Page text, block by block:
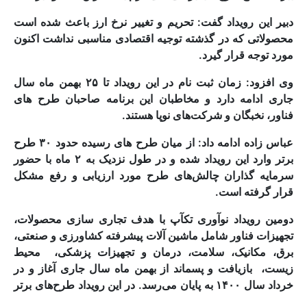
دبیر این رویداد گفت: تحریم و تغییر نرخ ارز باعث شده است
محصولاتی که در گذشته توجیه اقتصادی مناسبی نداشت اکنون
مورد توجه قرار گیرد.
وی افزود: زمان ثبت نام در این رویداد تا ۲۵ بهمن ماه سال
جاری ادامه دارد و مخاطبان این برنامه صاحبان طرح های
فناور، نخبگان و شرکت‌های نوپا هستند.
عباس زاده ادامه داد: از میان طرح های رسیده حدود ۳۰ طرح
برتر وارد این رویداد شده و در طول نزدیک به ۲ ماه با حضور
سرمایه گذاران چالش‌های طرح مورد ارزیابی و رفع مشکل
قرار گرفته است.
دومین رویداد نوآوری تکآپ با هدف تجاری سازی محصولات،
تجهیزات فناور شامل ماشین آلات پیشرفته کشاورزی و صنعتی،
برق، مکانیک، سلامت، درمان و تجهیزات پزشکی، محیط
زیست، بازیافت و پسماند از بهمن ماه سال جاری آغاز و در
خرداد سال ۱۴۰۰ به پایان می‌رسد. در این رویداد طرح‌های برتر